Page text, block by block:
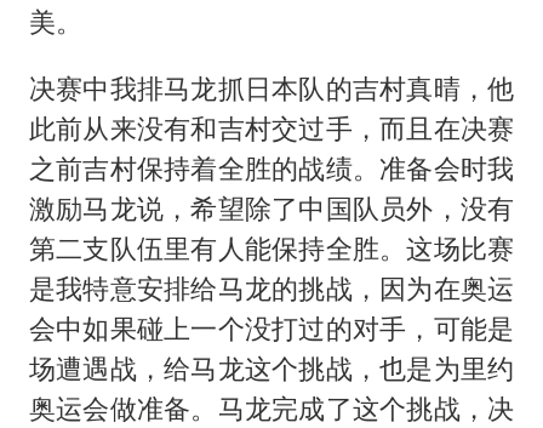
美。
决赛中我排马龙抓日本队的吉村真晴，他
此前从来没有和吉村交过手，而且在决赛
之前吉村保持着全胜的战绩。准备会时我
激励马龙说，希望除了中国队员外，没有
第二支队伍里有人能保持全胜。这场比赛
是我特意安排给马龙的挑战，因为在奥运
会中如果碰上一个没打过的对手，可能是
场遭遇战，给马龙这个挑战，也是为里约
奥运会做准备。马龙完成了这个挑战，决